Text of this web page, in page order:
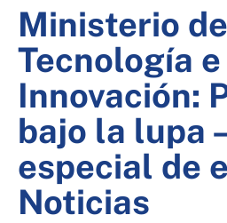
Ministerio
Tecnología e
Innovación:
bajo la lupa
especial de
Noticias